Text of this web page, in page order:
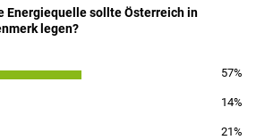
Energiequelle sollte Österreich in
legen?
57%
14%
21%